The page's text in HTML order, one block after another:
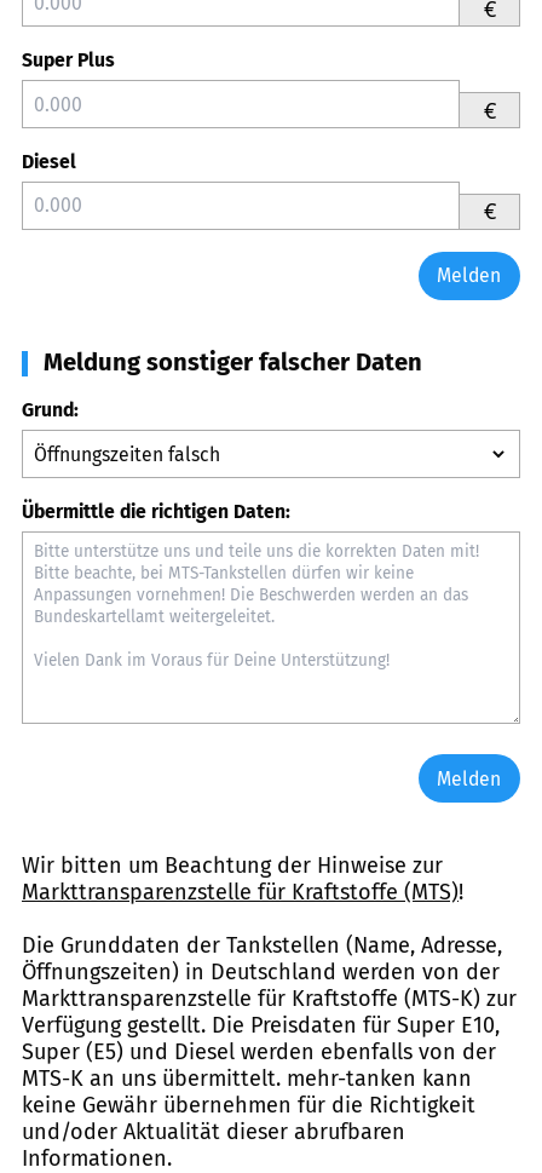
€
Super Plus
€
Diesel
€
Melden
Meldung sonstiger falscher Daten
Grund:
Übermittle die richtigen Daten:
Melden
Wir bitten um Beachtung der Hinweise zur
Markttransparenzstelle für Kraftstoffe (MTS)!
Die Grunddaten der Tankstellen (Name, Adresse,
Öffnungszeiten) in Deutschland werden von der
Markttransparenzstelle für Kraftstoffe (MTS-K) zur
Verfügung gestellt. Die Preisdaten für Super E10,
Super (E5) und Diesel werden ebenfalls von der
MTS-K an uns übermittelt. mehr-tanken kann
keine Gewähr übernehmen für die Richtigkeit
und/oder Aktualität dieser abrufbaren
Informationen.